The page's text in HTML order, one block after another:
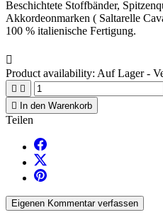
Beschichtete Stoffbänder,
Akkordeonmarken ( Saltarelle
100 % italienische Fertigung.

Product availability: Auf Lager -
 
 In den Warenkorb
Teilen
Eigenen Kommentar verfassen